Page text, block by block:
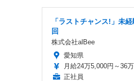
「ラストチャンス!」未
回
株式会社alBee
愛知県
月給24万5,000円～36
正社員